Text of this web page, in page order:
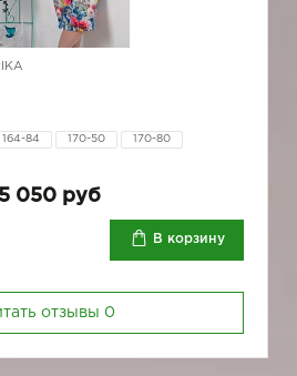
164-84 170-50 170-80
5 050 руб
В корзину
отзывы 0